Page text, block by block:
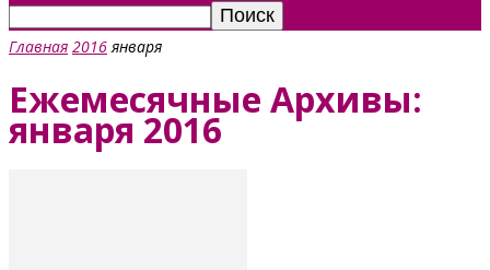
Главная 2016 января
Ежемесячные Архивы:
января 2016